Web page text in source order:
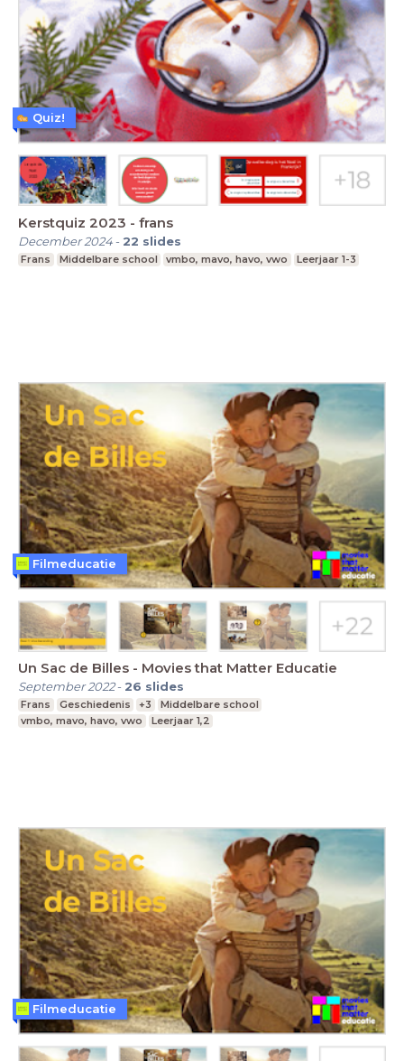
Kerstquiz 2023 - frans
December 2024- 22 slides
Frans Middelbare school vmbo, mavo, havo, vwo Leerjaar 1-3
Quiz!
Un Sac de Billes - Movies that Matter Educatie
September 2022- 26 slides
Frans Geschiedenis +3
Middelbare school
vmbo, mavo, havo, vwo
Leerjaar 1,2
Filmeducatie
Filmeducatie